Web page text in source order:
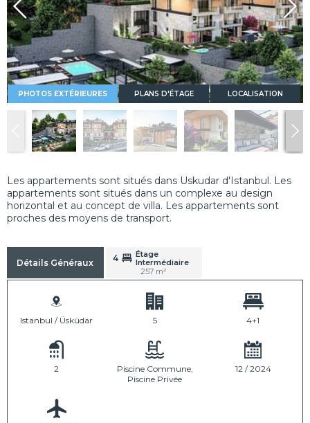
PHOTOS EXTÉRIEURES PLANS D'ÉTAGE LOCALISATION
Les appartements sont situés dans Uskudar d'Istanbul. Les
appartements sont situés dans un complexe au design
horizontal et au concept de villa. Les appartements sont
proches des moyens de transport.
Détails Généraux 4
Étage
Intermédiaire
257 m²
Istanbul / Üsküdar 5 4+1
2
Piscine Commune,
Piscine Privée
12 / 2024